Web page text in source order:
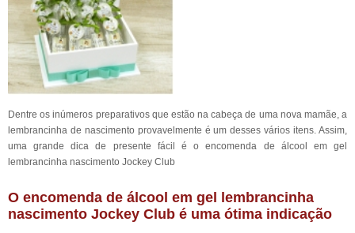
Dentre os inúmeros preparativos que estão na cabeça de uma nova mamãe, a
lembrancinha de nascimento provavelmente é um desses vários itens. Assim,
uma grande dica de presente fácil é o encomenda de álcool em gel
lembrancinha nascimento Jockey Club
O encomenda de álcool em gel lembrancinha
nascimento Jockey Club é uma ótima indicação